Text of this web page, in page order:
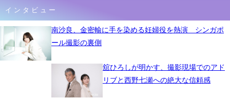
インタビュー
南沙良、金密輸に手を染める妊婦役を熱演 シンガポ
ール撮影の裏側
舘ひろしが明かす、撮影現場でのアド
リブと西野七瀬への絶大な信頼感